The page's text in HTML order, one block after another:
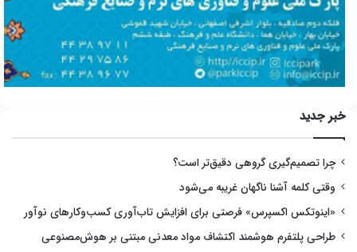
خبر جدید
چرا تصمیم‌گیری گروهی دقیق‌تر است؟
وقتی کلمه آشنا ناگهان غریبه می‌شود
«اینوتکس اکسپرس» فرصتی برای افزایش تاب‌آوری کسب‌وکارهای نوآور
طراحی پلتفرم هوشمند اکتشاف مواد معدنی مبتنی بر هوش‌مصنوعی